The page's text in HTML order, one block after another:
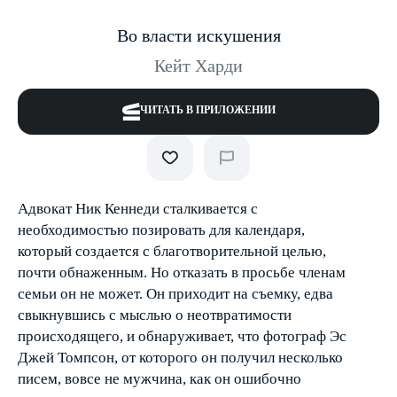
Во власти искушения
Кейт Харди
ЧИТАТЬ В ПРИЛОЖЕНИИ
Адвокат Ник Кеннеди сталкивается с
необходимостью позировать для календаря,
который создается с благотворительной целью,
почти обнаженным. Но отказать в просьбе членам
семьи он не может. Он приходит на съемку, едва
свыкнувшись с мыслью о неотвратимости
происходящего, и обнаруживает, что фотограф Эс
Джей Томпсон, от которого он получил несколько
писем, вовсе не мужчина, как он ошибочно